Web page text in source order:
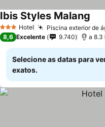
3 EstrelasHotel Piscina exterior de
Ibis Styles Malang
8,6 Excelente 9.740 a 8.3
Selecione as datas para
exatos.